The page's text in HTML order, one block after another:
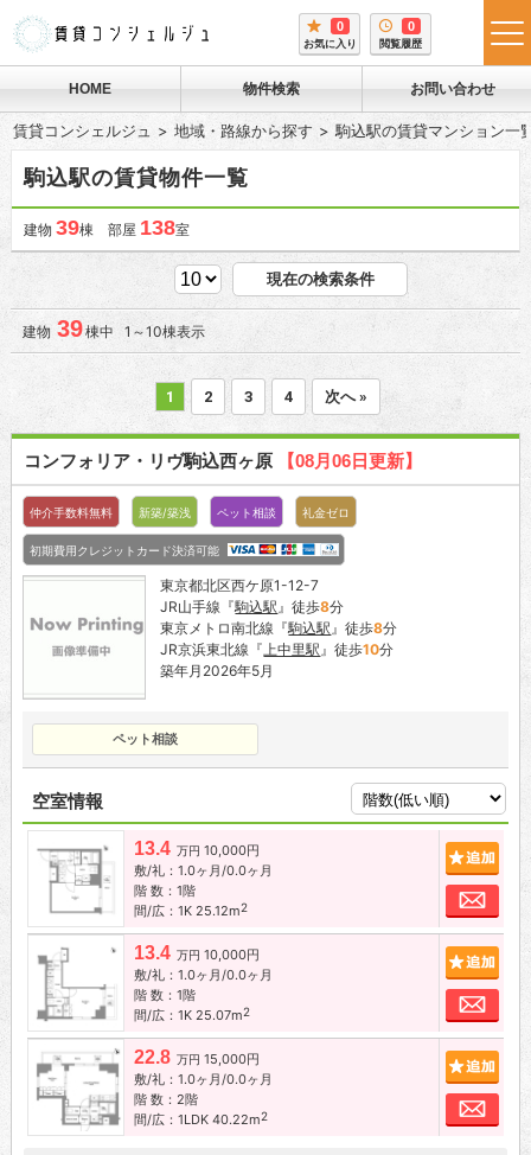
0
お気に入り
0
閲覧履歴
HOME 物件検索 お問い合わせ
賃貸コンシェルジュ 地域・路線から探す 駒込駅の賃貸マンション一
駒込駅の賃貸物件一覧
建物 39棟 部屋 138室
現在の検索条件
建物 39棟中 1～10棟表示
1 2 3 4 次へ »
コンフォリア・リヴ駒込西ヶ原 【08月06日更新】
仲介手数料無料 新築/築浅 ペット相談 礼金ゼロ
初期費用クレジットカード決済可能
東京都北区西ケ原1-12-7
JR山手線『駒込駅』徒歩8分
東京メトロ南北線『駒込駅』徒歩8分
JR京浜東北線『上中里駅』徒歩10分
築年月2026年5月
ペット相談
空室情報
13.4 万円 10,000円
敷/礼：1.0ヶ月/0.0ヶ月
階 数：1階
間/広：1K 25.12m2
お
13.4 万円 10,000円
敷/礼：1.0ヶ月/0.0ヶ月
階 数：1階
間/広：1K 25.07m2
追加
お
22.8 万円 15,000円
敷/礼：1.0ヶ月/0.0ヶ月
階 数：2階
間/広：1LDK 40.22m2
追加
お